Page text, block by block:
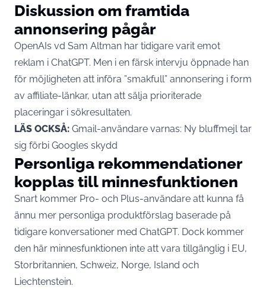
Diskussion om framtida
annonsering pågår
OpenAIs vd Sam Altman har tidigare varit emot
reklam i ChatGPT. Men i en färsk intervju öppnade han
för möjligheten att införa ”smakfull” annonsering i form
av affiliate-länkar, utan att sälja prioriterade
placeringar i sökresultaten.
LÄS OCKSÅ: Gmail-användare varnas: Ny bluffmejl tar
sig förbi Googles skydd
Personliga rekommendationer
kopplas till minnesfunktionen
Snart kommer Pro- och Plus-användare att kunna få
ännu mer personliga produktförslag baserade på
tidigare konversationer med ChatGPT. Dock kommer
den här minnesfunktionen inte att vara tillgänglig i EU,
Storbritannien, Schweiz, Norge, Island och
Liechtenstein.